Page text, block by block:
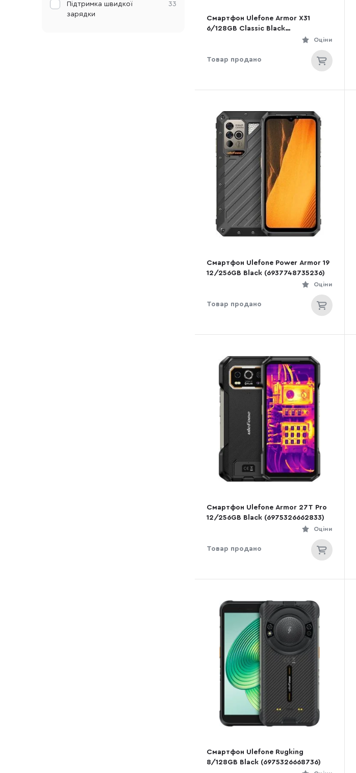
Смартфон Ulefone Armor X31
6/128GB Classic Black
Оціни
Товар продано
Смартфон Ulefone Power Armor 19
12/256GB Black (6937748735236)
Оціни
Товар продано
Смартфон Ulefone Armor 27T Pro
12/256GB Black (6975326662833)
Оціни
Товар продано
Смартфон Ulefone Rugking
8/128GB Black (6975326668736)
33
Підтримка швидкої
зарядки